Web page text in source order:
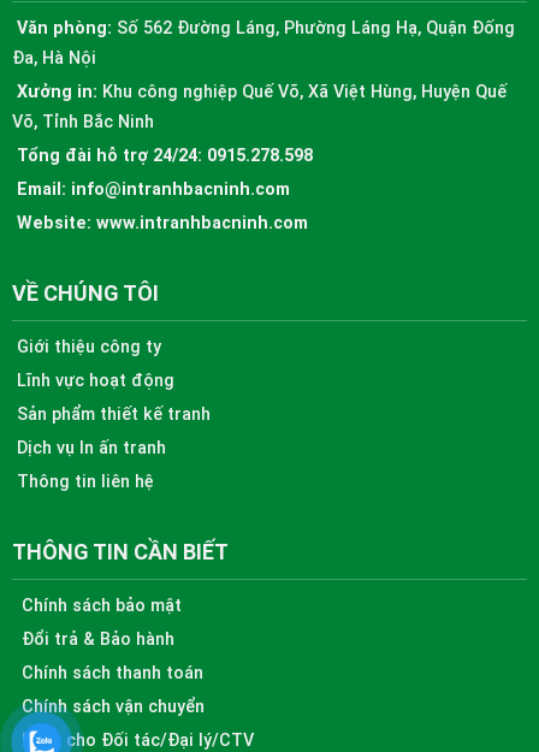
Văn phòng: Số 562 Đường Láng, Phường Láng Hạ, Quận Đống
Đa, Hà Nội
Xưởng in: Khu công nghiệp Quế Võ, Xã Việt Hùng, Huyện Quế
Võ, Tỉnh Bắc Ninh
Tổng đài hỗ trợ 24/24: 0915.278.598
Email: info@intranhbacninh.com
Website: www.intranhbacninh.com
VỀ CHÚNG TÔI
Giới thiệu công ty
Lĩnh vực hoạt động
Sản phẩm thiết kế tranh
Dịch vụ In ấn tranh
Thông tin liên hệ
THÔNG TIN CẦN BIẾT
Chính sách bảo mật
Đổi trả & Bảo hành
Chính sách thanh toán
Chính sách vận chuyển
Dành cho Đối tác/Đại lý/CTV